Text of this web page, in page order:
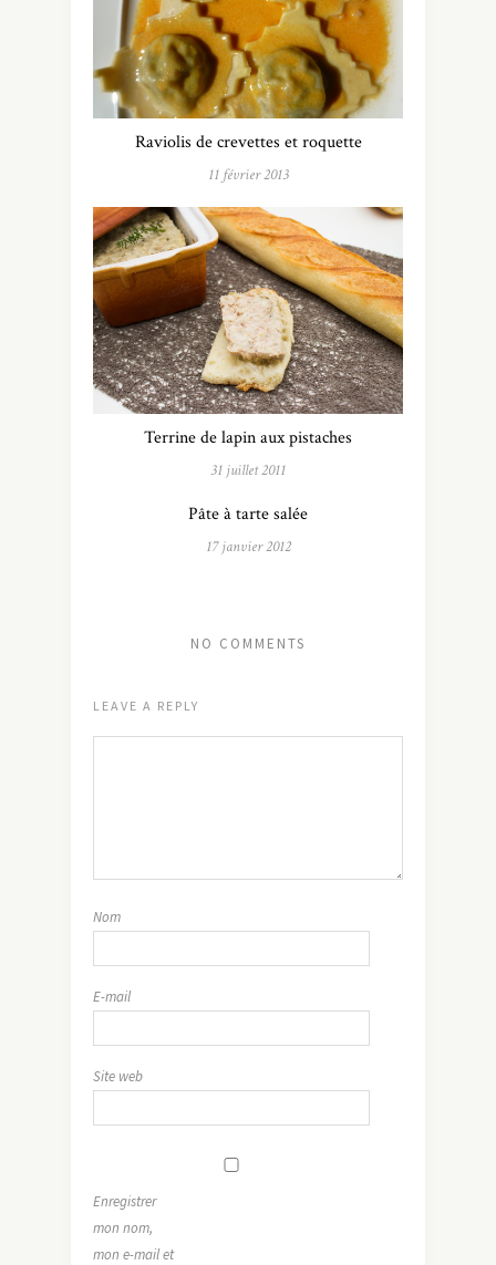
Raviolis de crevettes et roquette
11 février 2013
Terrine de lapin aux pistaches
31 juillet 2011
Pâte à tarte salée
17 janvier 2012
NO COMMENTS
LEAVE A REPLY
Nom
E-mail
Site web
Enregistrer
mon nom,
mon e-mail et